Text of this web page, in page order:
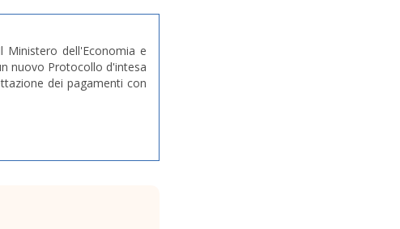
dell'Economia e
nuovo Protocollo d'intesa
dei pagamenti con